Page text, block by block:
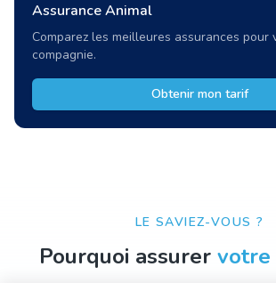
Assurance Animal
Comparez les meilleures assurances pour
compagnie.
Obtenir mon tarif
LE SAVIEZ-VOUS ?
Pourquoi assurer votre